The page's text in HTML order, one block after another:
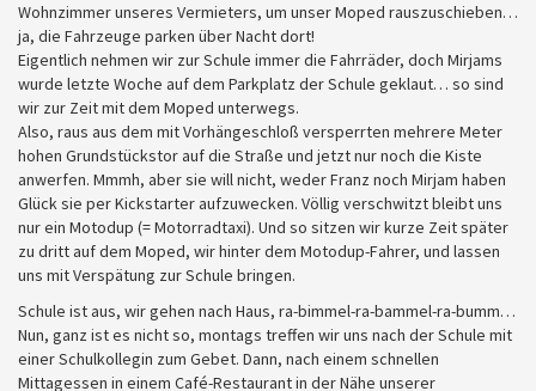
Wohnzimmer unseres Vermieters, um unser Moped rauszuschieben…
ja, die Fahrzeuge parken über Nacht dort!
Eigentlich nehmen wir zur Schule immer die Fahrräder, doch Mirjams
wurde letzte Woche auf dem Parkplatz der Schule geklaut… so sind
wir zur Zeit mit dem Moped unterwegs.
Also, raus aus dem mit Vorhängeschloß versperrten mehrere Meter
hohen Grundstückstor auf die Straße und jetzt nur noch die Kiste
anwerfen. Mmmh, aber sie will nicht, weder Franz noch Mirjam haben
Glück sie per Kickstarter aufzuwecken. Völlig verschwitzt bleibt uns
nur ein Motodup (= Motorradtaxi). Und so sitzen wir kurze Zeit später
zu dritt auf dem Moped, wir hinter dem Motodup-Fahrer, und lassen
uns mit Verspätung zur Schule bringen.
Schule ist aus, wir gehen nach Haus, ra-bimmel-ra-bammel-ra-bumm…
Nun, ganz ist es nicht so, montags treffen wir uns nach der Schule mit
einer Schulkollegin zum Gebet. Dann, nach einem schnellen
Mittagessen in einem Café-Restaurant in der Nähe unserer